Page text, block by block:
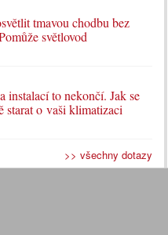
tmavou chodbu bez
světlovod
instalací to nekončí. Jak se
starat o vaši klimatizaci
>> všechny dotazy